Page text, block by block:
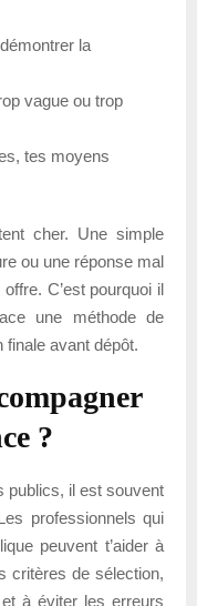
la
vague ou trop
tes moyens
cher. Une simple
ou une réponse mal
C’est pourquoi il
une méthode de
finale avant dépôt.
?
publics, il est souvent
professionnels qui
peuvent t’aider à
critères de sélection,
à éviter les erreurs